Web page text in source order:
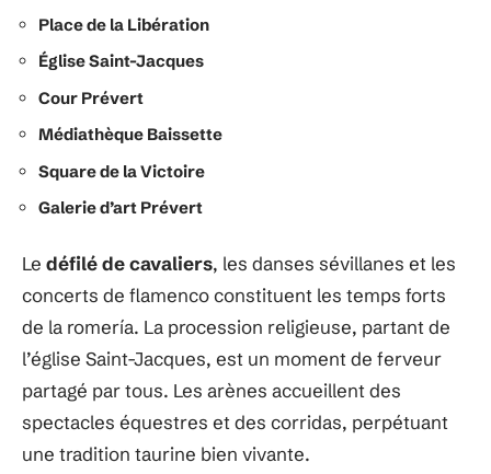
Place de la Libération
Église Saint-Jacques
Cour Prévert
Médiathèque Baissette
Square de la Victoire
Galerie d’art Prévert
Le défilé de cavaliers, les danses sévillanes et les
concerts de flamenco constituent les temps forts
de la romería. La procession religieuse, partant de
l’église Saint-Jacques, est un moment de ferveur
partagé par tous. Les arènes accueillent des
spectacles équestres et des corridas, perpétuant
une tradition taurine bien vivante.